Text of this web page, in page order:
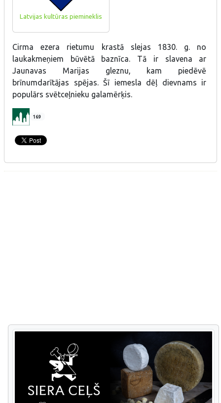
Latvijas kultūras piemineklis
Cirma ezera rietumu krastā slejas 1830. g. no
laukakmeņiem būvētā baznīca. Tā ir slavena ar
Jaunavas Marijas gleznu, kam piedēvē
brīnumdarītājas spējas. Šī iemesla dēļ dievnams ir
populārs svētceļnieku galamērķis.
169